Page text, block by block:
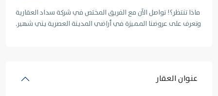
ماذا تنتظر؟! تواصل الآن مع الفريق المختص في شركة سداد العقارية
وتعرف على عروضنا المميزة في أراضي المدينة العصرية يني شهير.
عنوان العقار